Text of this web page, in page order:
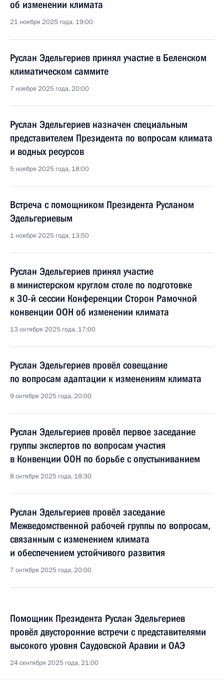
об изменении климата
21 ноября 2025 года, 19:00
Руслан Эдельгериев принял участие в Беленском
климатическом саммите
7 ноября 2025 года, 20:00
Руслан Эдельгериев назначен специальным
представителем Президента по вопросам климата
и водных ресурсов
5 ноября 2025 года, 18:00
Встреча с помощником Президента Русланом
Эдельгериевым
1 ноября 2025 года, 13:50
Руслан Эдельгериев принял участие
в министерском круглом столе по подготовке
к 30-й сессии Конференции Сторон Рамочной
конвенции ООН об изменении климата
13 октября 2025 года, 17:00
Руслан Эдельгериев провёл совещание
по вопросам адаптации к изменениям климата
9 октября 2025 года, 20:00
Руслан Эдельгериев провёл первое заседание
группы экспертов по вопросам участия
в Конвенции ООН по борьбе с опустыниванием
8 октября 2025 года, 18:30
Руслан Эдельгериев провёл заседание
Межведомственной рабочей группы по вопросам,
связанным с изменением климата
и обеспечением устойчивого развития
7 октября 2025 года, 20:00
Помощник Президента Руслан Эдельгериев
провёл двусторонние встречи с представителями
высокого уровня Саудовской Аравии и ОАЭ
24 сентября 2025 года, 21:00